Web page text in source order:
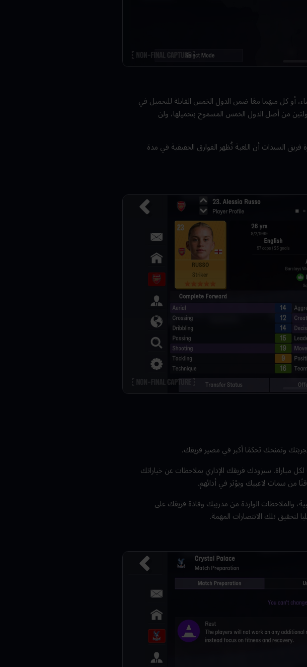
أو كل منهما معًا ضمن الدول الخمس القابلة للتحميل في
من أصل الدول الخمس المسموح بتحميلها، ولن
السيدات أن اللعبة تُظهر الفوارق الحقيقية في مدة
وتمنحك تحكمًا أكبر في مصير فريقك.
سيزودك فريقك الإداري بملاحظات عن خياراتك
من سمات لاعبيك ويؤثر في أدائهم.
والملاحظات الواردة من مدربيك وقادة فريقك على
لتحقيق تلك الانتصارات المهمة.